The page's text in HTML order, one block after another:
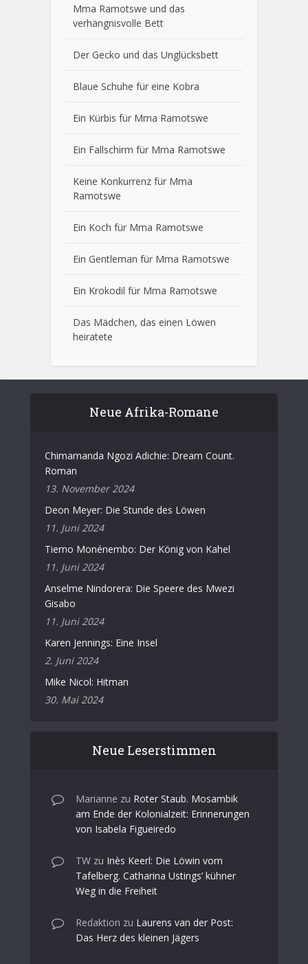
Mma Ramotswe und das
verhängnisvolle Bett
Der Gecko und das Unglücksbett
Blaue Schuhe für eine Kobra
Ein Kürbis für Mma Ramotswe
Ein Fallschirm für Mma Ramotswe
Keine Konkurrenz für Mma
Ramotswe
Ein Koch für Mma Ramotswe
Ein Gentleman für Mma Ramotswe
Ein Krokodil für Mma Ramotswe
Das Mädchen, das einen Löwen
heiratete
Neue Afrika-Romane
Chimamanda Ngozi Adichie: Dream Count.
Roman
13. November 2024
Deon Meyer: Die Stunde des Löwen
11. Juni 2024
Tierno Monénembo: Der König von Kahel
11. Juni 2024
Anselme Nindorera: Die Speere des Mwezi
Gisabo
11. Juni 2024
Karen Jennings: Eine Insel
2. Juni 2024
Mike Nicol: Hitman
30. Mai 2024
Neue Leserstimmen
Marianne zu Roter Staub. Mosambik
am Ende der Kolonialzeit: Erinnerungen
von Isabela Figueiredo
TW zu Inès Keerl: Die Löwin vom
Tafelberg. Catharina Ustings’ kühner
Weg in die Freiheit
Redaktion zu Laurens van der Post:
Das Herz des kleinen Jägers